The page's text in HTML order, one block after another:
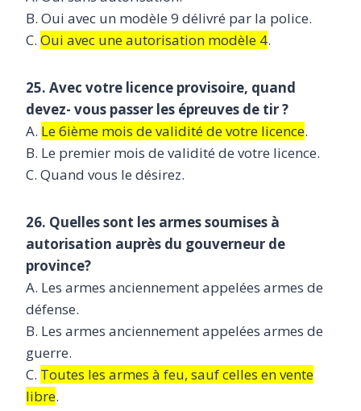
B. Oui avec un modèle 9 délivré par la police.
C. Oui avec une autorisation modèle 4.
25. Avec votre licence provisoire, quand
devez- vous passer les épreuves de tir ?
A. Le 6ième mois de validité de votre licence.
B. Le premier mois de validité de votre licence.
C. Quand vous le désirez.
26. Quelles sont les armes soumises à
autorisation auprès du gouverneur de
province?
A. Les armes anciennement appelées armes de
défense.
B. Les armes anciennement appelées armes de
guerre.
C. Toutes les armes à feu, sauf celles en vente
libre.